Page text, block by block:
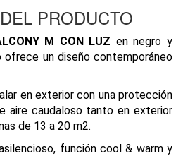
PRODUCTO
M CON LUZ en negro y
ofrece un diseño contemporáneo
en exterior con una protección
aire caudaloso tanto en exterior
de 13 a 20 m2.
función cool & warm y